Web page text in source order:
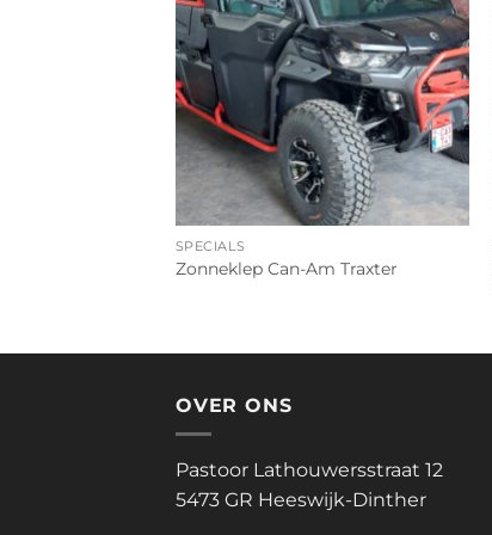
SPECIALS
Zonneklep Can-Am Traxter
OVER ONS
Pastoor Lathouwersstraat 12
5473 GR Heeswijk-Dinther